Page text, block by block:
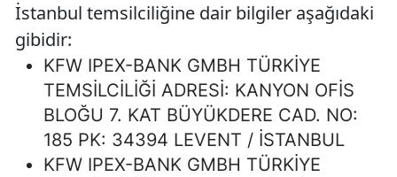
İstanbul temsilciliğine dair bilgiler aşağıdaki
gibidir:
KFW IPEX-BANK GMBH TÜRKİYE
TEMSİLCİLİĞİ ADRESİ: KANYON OFİS
BLOĞU 7. KAT BÜYÜKDERE CAD. NO:
185 PK: 34394 LEVENT / İSTANBUL
KFW IPEX-BANK GMBH TÜRKİYE